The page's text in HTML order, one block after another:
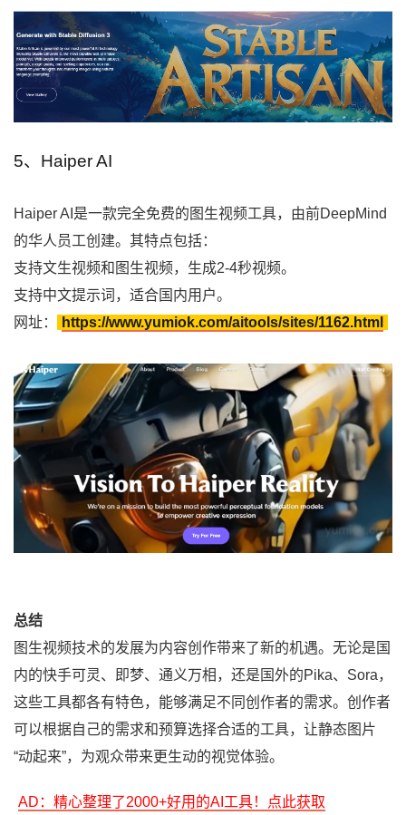
5、Haiper AI
Haiper AI是一款完全免费的图生视频工具，由前DeepMind
的华人员工创建。其特点包括：
支持文生视频和图生视频，生成2-4秒视频。
支持中文提示词，适合国内用户。
网址：
https://www.yumiok.com/aitools/sites/1162.html
总结
图生视频技术的发展为内容创作带来了新的机遇。无论是国
内的快手可灵、即梦、通义万相，还是国外的Pika、Sora，
这些工具都各有特色，能够满足不同创作者的需求。创作者
可以根据自己的需求和预算选择合适的工具，让静态图片
“动起来”，为观众带来更生动的视觉体验。
AD：精心整理了2000+好用的AI工具！点此获取